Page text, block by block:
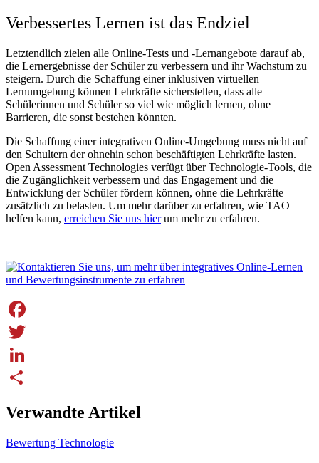
Verbessertes Lernen ist das Endziel
Letztendlich zielen alle Online-Tests und -Lernangebote darauf ab,
die Lernergebnisse der Schüler zu verbessern und ihr Wachstum zu
steigern. Durch die Schaffung einer inklusiven virtuellen
Lernumgebung können Lehrkräfte sicherstellen, dass alle
Schülerinnen und Schüler so viel wie möglich lernen, ohne
Barrieren, die sonst bestehen könnten.
Die Schaffung einer integrativen Online-Umgebung muss nicht auf
den Schultern der ohnehin schon beschäftigten Lehrkräfte lasten.
Open Assessment Technologies verfügt über Technologie-Tools, die
die Zugänglichkeit verbessern und das Engagement und die
Entwicklung der Schüler fördern können, ohne die Lehrkräfte
zusätzlich zu belasten. Um mehr darüber zu erfahren, wie TAO
helfen kann, erreichen Sie uns hierum mehr zu erfahren.
Facebook
Twitter
LinkedIn
Verwandte Artikel
Bewertung Technologie